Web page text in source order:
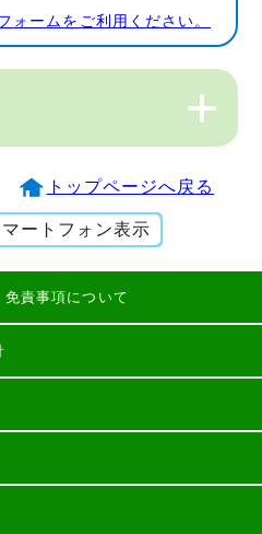
ォームをご利用ください。
トップページへ戻る
ートフォン表示
責事項について